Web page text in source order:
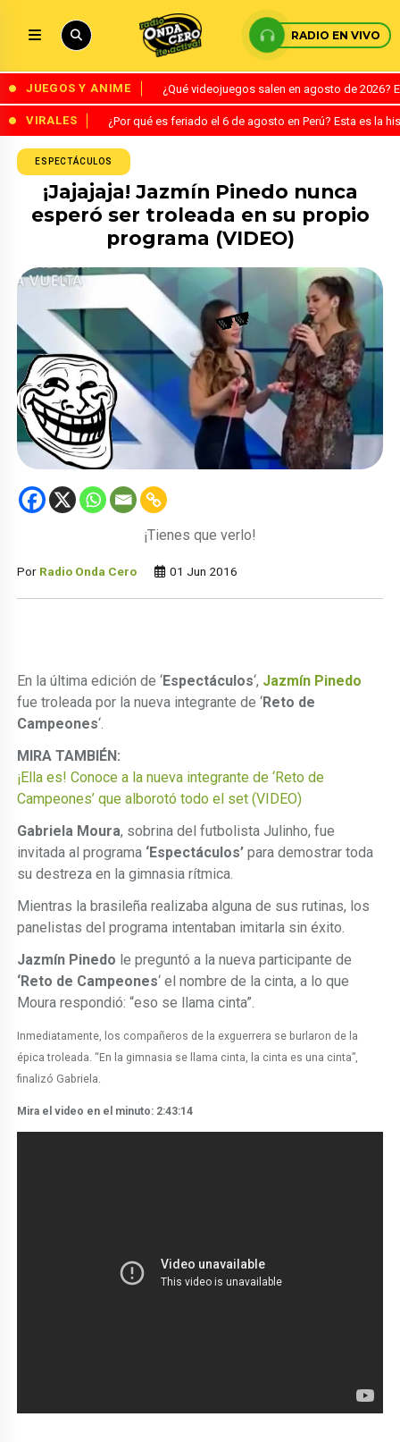
RADIO EN VIVO
JUEGOS Y ANIME ¿Qué videojuegos salen en agosto de
VIRALES ¿Por qué es feriado el 6 de agosto en Perú? Esta es la
ESPECTÁCULOS
¡Jajajaja! Jazmín Pinedo nunca
esperó ser troleada en su propio
programa (VIDEO)
¡Tienes que verlo!
Por Radio Onda Cero 01 Jun 2016
En la última edición de ‘Espectáculos‘, Jazmín Pinedo
fue troleada por la nueva integrante de ‘Reto de
Campeones‘.
MIRA TAMBIÉN:
¡Ella es! Conoce a la nueva integrante de ‘Reto de
Campeones’ que alborotó todo el set (VIDEO)
Gabriela Moura, sobrina del futbolista Julinho, fue
invitada al programa ‘Espectáculos’ para demostrar toda
su destreza en la gimnasia rítmica.
Mientras la brasileña realizaba alguna de sus rutinas, los
panelistas del programa intentaban imitarla sin éxito.
Jazmín Pinedo le preguntó a la nueva participante de
‘Reto de Campeones‘ el nombre de la cinta, a lo que
Moura respondió: “eso se llama cinta”.
Inmediatamente, los compañeros de la exguerrera se burlaron de la
épica troleada. “En la gimnasia se llama cinta, la cinta es una cinta”,
finalizó Gabriela.
Mira el video en el minuto: 2:43:14